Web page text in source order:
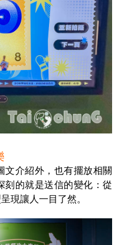
介紹外，也有擺放相關
刻的就是送信的變化：從
現讓人一目了然。